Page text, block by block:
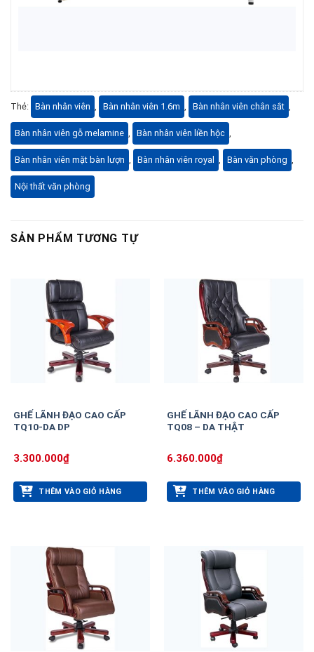
Thẻ: Bàn nhân viên Bàn nhân viên 1.6m Bàn nhân viên chân sắt
Bàn nhân viên gỗ melamine Bàn nhân viên liền hộc
Bàn nhân viên mặt bàn lượn Bàn nhân viên royal Bàn văn phòng
Nội thất văn phòng
SẢN PHẨM TƯƠNG TỰ
GHẾ LÃNH ĐẠO CAO CẤP
TQ10-DA DP
3.300.000₫
THÊM VÀO GIỎ HÀNG
GHẾ LÃNH ĐẠO CAO CẤP
TQ08 – DA THẬT
6.360.000₫
THÊM VÀO GIỎ HÀNG